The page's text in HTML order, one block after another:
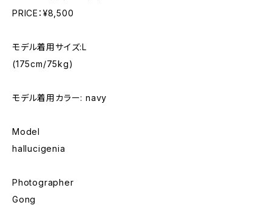
PRICE：¥8,500
モデル着用サイズ:L
(175cm/75kg)
モデル着用カラー: navy
Model
hallucigenia
Photographer
Gong